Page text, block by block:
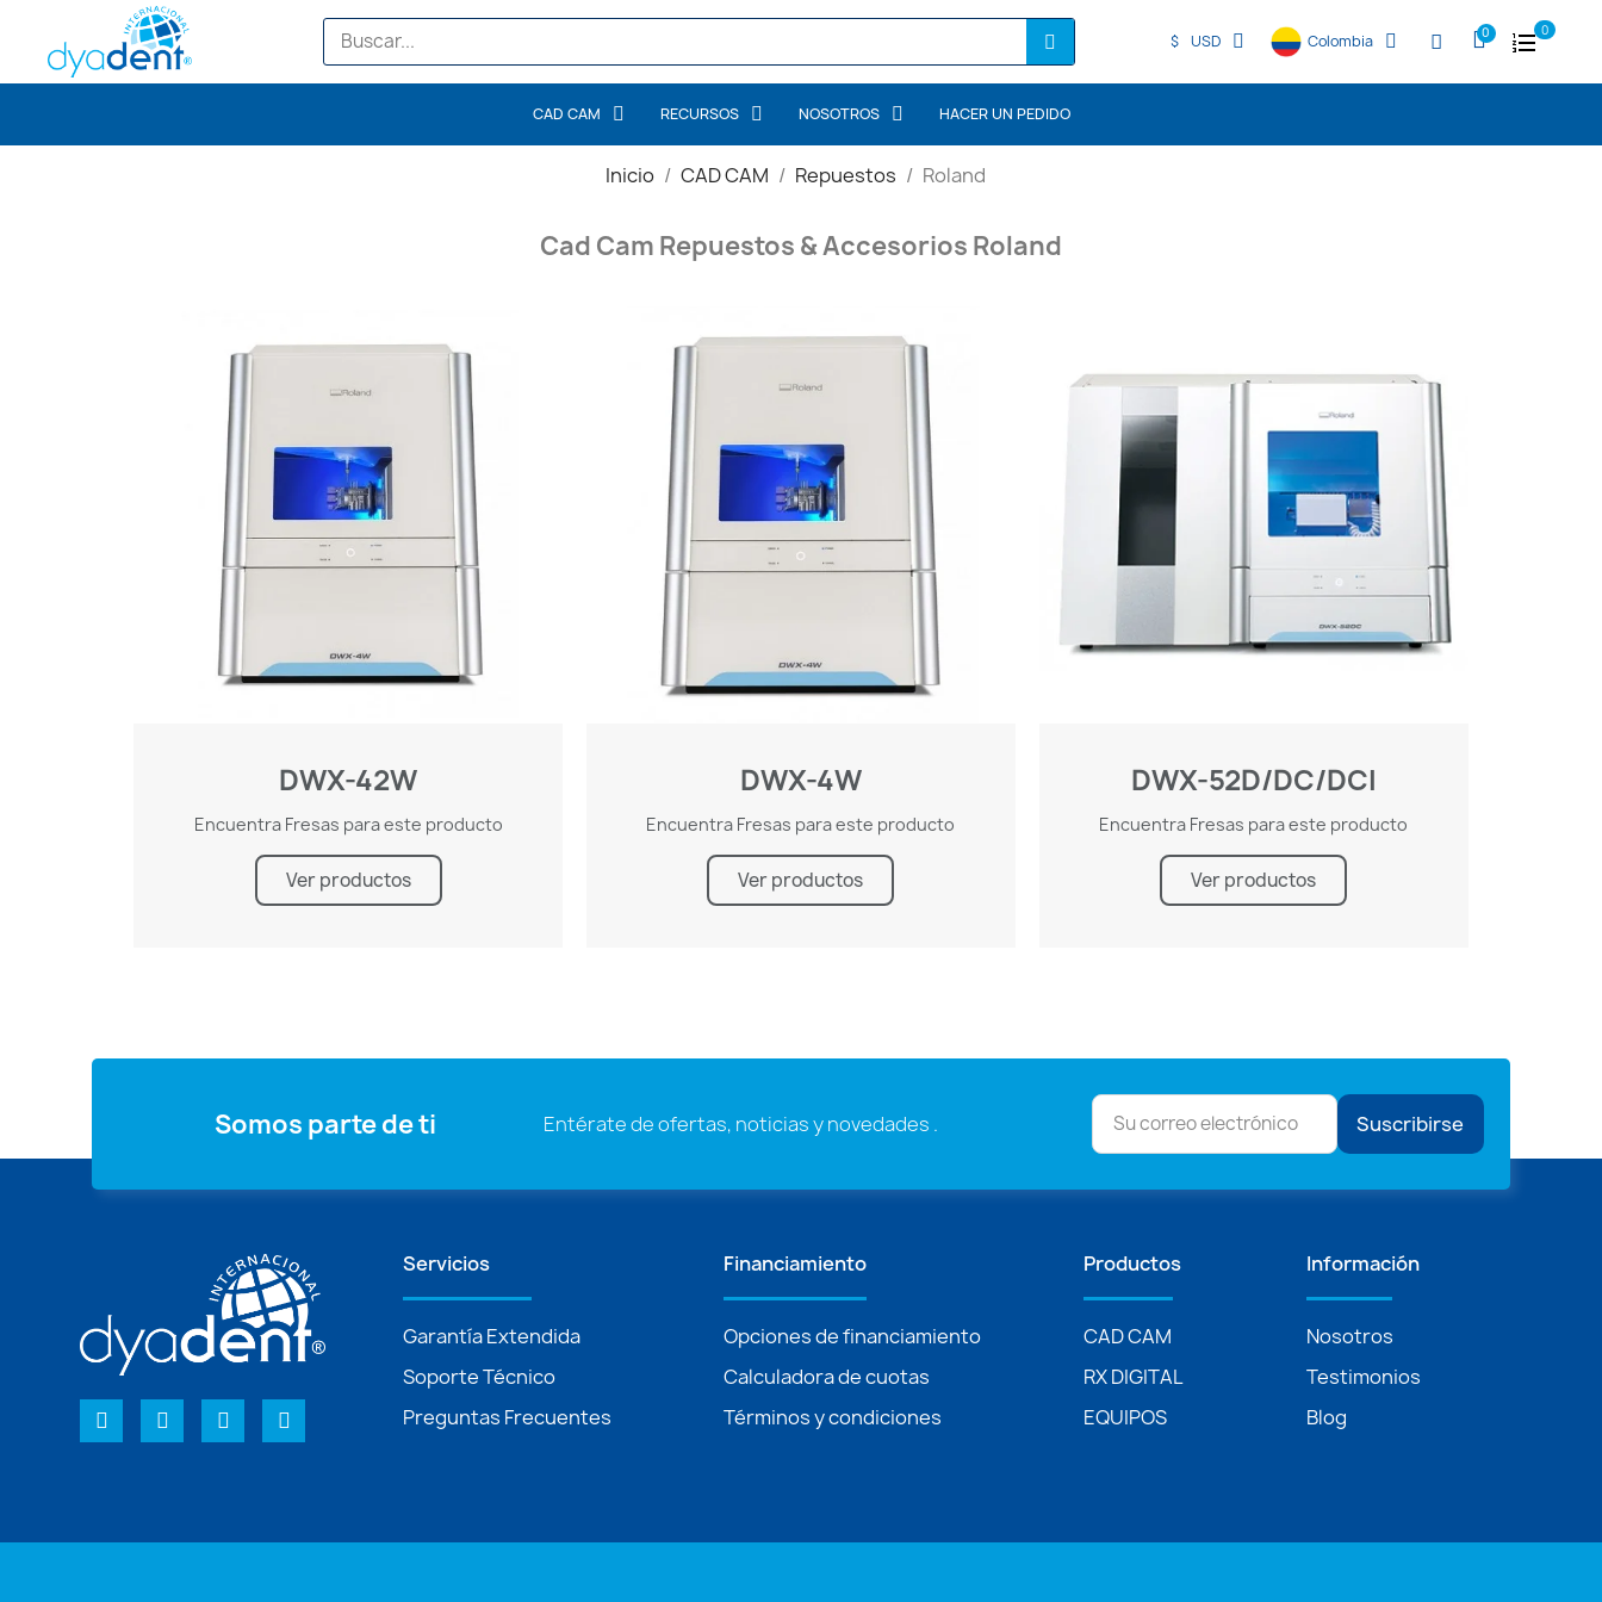
$ USD Colombia
0
CAD CAM RECURSOS NOSOTROS HACER UN PEDIDO
Inicio CAD CAM Repuestos Roland
Cad Cam Repuestos & Accesorios Roland
DWX-42W
Encuentra Fresas para este producto
Ver productos
DWX-4W
Encuentra Fresas para este producto
Ver productos
DWX-52D/DC/DCI
Encuentra Fresas para este producto
Ver productos
Somos parte de ti Entérate de ofertas, noticias y novedades . Suscribirse
Servicios
Garantía Extendida
Soporte Técnico
Preguntas Frecuentes
Financiamiento
Opciones de financiamiento
Calculadora de cuotas
Términos y condiciones
Productos
CAD CAM
RX DIGITAL
EQUIPOS
Información
Nosotros
Testimonios
Blog